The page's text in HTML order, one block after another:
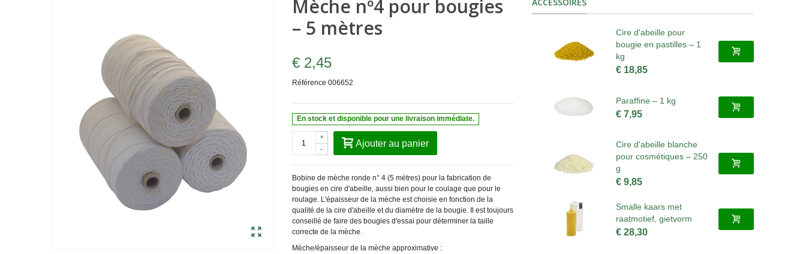
Mèche nº4 pour bougies
– 5 mètres
€ 2,45
Référence 006652
En stock et disponible pour une livraison immédiate.
-
+
Ajouter au panier
Bobine de mèche ronde n° 4 (5 mètres) pour la fabrication de
bougies en cire d'abeille, aussi bien pour le coulage que pour le
roulage. L'épaisseur de la mèche est choisie en fonction de la
qualité de la cire d'abeille et du diamètre de la bougie. Il est toujours
conseillé de faire des bougies d'essai pour déterminer la taille
correcte de la mèche.
Mèche/épaisseur de la mèche approximative :
Cire d'abeille pour
bougie en pastilles – 1
kg
€ 18,85
Paraffine – 1 kg
€ 7,95
Cire d'abeille blanche
pour cosmétiques – 250
g
€ 9,85
Smalle kaars met
raatmotief, gietvorm
€ 28,30